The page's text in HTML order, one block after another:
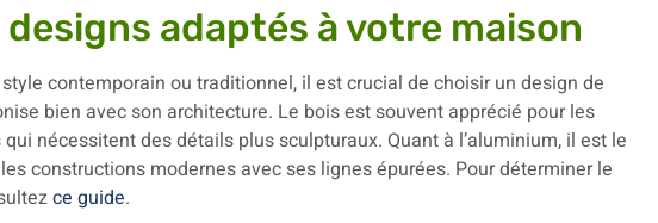
adaptés à votre maison
contemporain ou traditionnel, il est crucial de choisir un design de
bien avec son architecture. Le bois est souvent apprécié pour les
nécessitent des détails plus sculpturaux. Quant à l’aluminium, il est le
constructions modernes avec ses lignes épurées. Pour déterminer le
ce guide.